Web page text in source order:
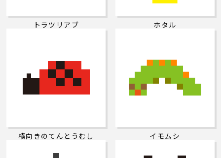
トラツリアブ ホタル
横向きのてんとうむし イモムシ